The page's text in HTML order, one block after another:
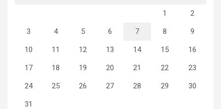
1 2
3 4 5 6 7 8 9
10 11 12 13 14 15 16
17 18 19 20 21 22 23
24 25 26 27 28 29 30
31